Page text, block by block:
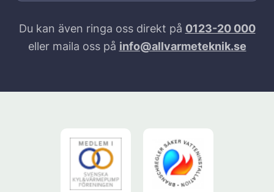
Du kan även ringa oss direkt på 0123-20 000
eller maila oss på info@allvarmeteknik.se